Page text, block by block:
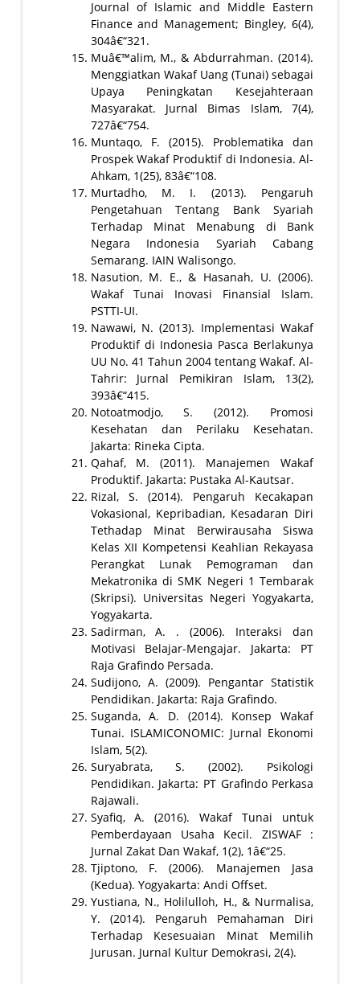
Journal of Islamic and Middle Eastern
Finance and Management; Bingley, 6(4),
304â€“321.
Muâ€™alim, M., & Abdurrahman. (2014).
Menggiatkan Wakaf Uang (Tunai) sebagai
Upaya Peningkatan Kesejahteraan
Masyarakat. Jurnal Bimas Islam, 7(4),
727â€“754.
Muntaqo, F. (2015). Problematika dan
Prospek Wakaf Produktif di Indonesia. Al-
Ahkam, 1(25), 83â€“108.
Murtadho, M. I. (2013). Pengaruh
Pengetahuan Tentang Bank Syariah
Terhadap Minat Menabung di Bank
Negara Indonesia Syariah Cabang
Semarang. IAIN Walisongo.
Nasution, M. E., & Hasanah, U. (2006).
Wakaf Tunai Inovasi Finansial Islam.
PSTTI-UI.
Nawawi, N. (2013). Implementasi Wakaf
Produktif di Indonesia Pasca Berlakunya
UU No. 41 Tahun 2004 tentang Wakaf. Al-
Tahrir: Jurnal Pemikiran Islam, 13(2),
393â€“415.
Notoatmodjo, S. (2012). Promosi
Kesehatan dan Perilaku Kesehatan.
Jakarta: Rineka Cipta.
Qahaf, M. (2011). Manajemen Wakaf
Produktif. Jakarta: Pustaka Al-Kautsar.
Rizal, S. (2014). Pengaruh Kecakapan
Vokasional, Kepribadian, Kesadaran Diri
Tethadap Minat Berwirausaha Siswa
Kelas XII Kompetensi Keahlian Rekayasa
Perangkat Lunak Pemograman dan
Mekatronika di SMK Negeri 1 Tembarak
(Skripsi). Universitas Negeri Yogyakarta,
Yogyakarta.
Sadirman, A. . (2006). Interaksi dan
Motivasi Belajar-Mengajar. Jakarta: PT
Raja Grafindo Persada.
Sudijono, A. (2009). Pengantar Statistik
Pendidikan. Jakarta: Raja Grafindo.
Suganda, A. D. (2014). Konsep Wakaf
Tunai. ISLAMICONOMIC: Jurnal Ekonomi
Islam, 5(2).
Suryabrata, S. (2002). Psikologi
Pendidikan. Jakarta: PT Grafindo Perkasa
Rajawali.
Syafiq, A. (2016). Wakaf Tunai untuk
Pemberdayaan Usaha Kecil. ZISWAF :
Jurnal Zakat Dan Wakaf, 1(2), 1â€“25.
Tjiptono, F. (2006). Manajemen Jasa
(Kedua). Yogyakarta: Andi Offset.
Yustiana, N., Holilulloh, H., & Nurmalisa,
Y. (2014). Pengaruh Pemahaman Diri
Terhadap Kesesuaian Minat Memilih
Jurusan. Jurnal Kultur Demokrasi, 2(4).